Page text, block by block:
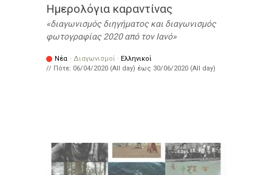
Ημερολόγια καραντίνας
διαγωνισμός διηγήματος και διαγωνισμός
φωτογραφίας 2020 από τον Ιανό
Νέα · Διαγωνισμοί · Ελληνικοί
// Πότε: 06/04/2020 (All day) έως 30/06/2020 (All day)